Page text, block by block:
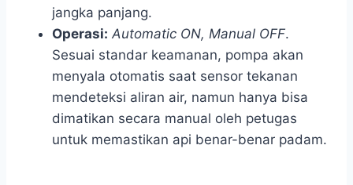
jangka panjang.
Operasi: Automatic ON, Manual OFF.
Sesuai standar keamanan, pompa akan
menyala otomatis saat sensor tekanan
mendeteksi aliran air, namun hanya bisa
dimatikan secara manual oleh petugas
untuk memastikan api benar-benar padam.